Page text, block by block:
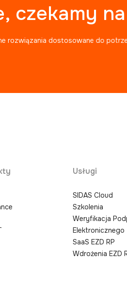
czekamy
rozwiązania dostosowane do
Usługi
SIDAS Cloud
Szkolenia
Weryfikacja
Elektronicznego
SaaS EZD RP
Wdrożenia EZD